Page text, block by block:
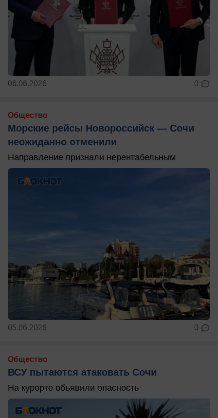
06.06.2026 0
Общество
Морские рейсы Новороссийск — Сочи
неожиданно отменили
Направление признали нерентабельным
05.06.2026 0
Общество
ВСУ пытаются атаковать Сочи
На курорте объявили опасность